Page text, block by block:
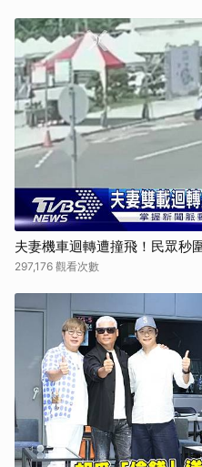
夫妻機車迴轉遭撞飛！民眾
297,176 觀看次數